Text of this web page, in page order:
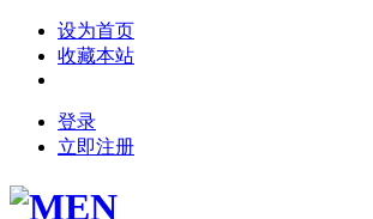
设为首页
收藏本站
登录
立即注册